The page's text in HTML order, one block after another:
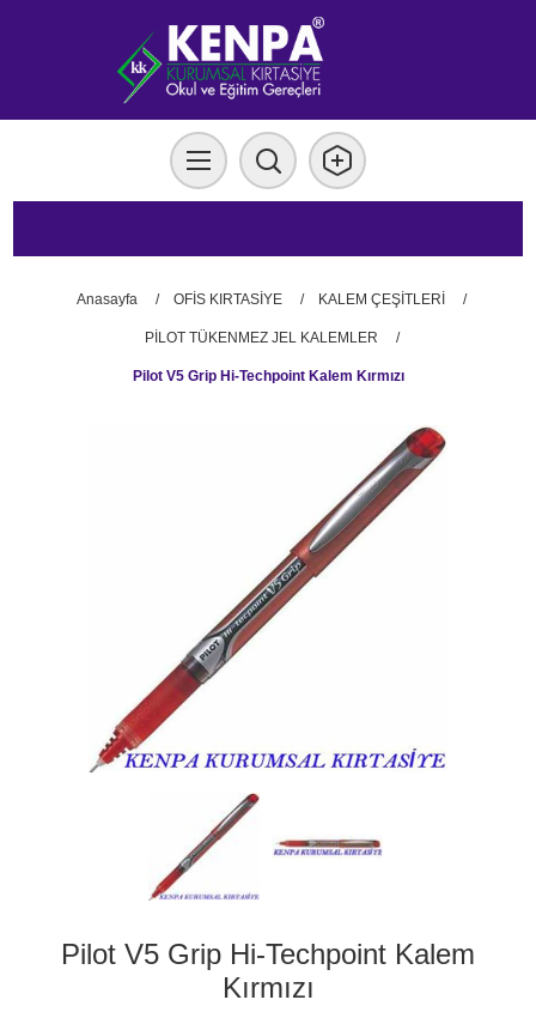
Anasayfa / OFİS KIRTASİYE / KALEM ÇEŞİTLERİ /
PİLOT TÜKENMEZ JEL KALEMLER /
Pilot V5 Grip Hi-Techpoint Kalem Kırmızı
Pilot V5 Grip Hi-Techpoint Kalem
Kırmızı